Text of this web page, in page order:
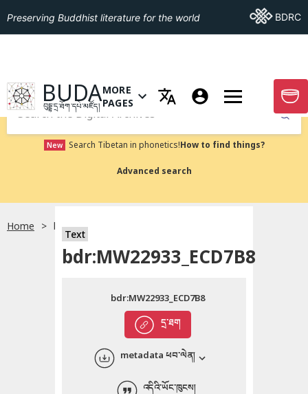
English
ភាសាខ្មែរ
Preserving Buddhist literature for the world Go ToBDRC
GO TO HOMEPAGE
BUDA
བུདྡྷ་དྲ་ཐོག་དཔེ་མཛོད།
OPEN MENU OF MORE PAGES
MORE
PAGES
GO
Submit
New Search Tibetan in phonetics!How to find things?
Advanced search
Home bdr:MW22933_ECD7B8
Text
bdr:MW22933_ECD7B8
དྲ་ཐག
bdr:MW22933_ECD7B8
metadata ཕབ་ལེན།
འདིའི་ཡོང་ཁུངས།